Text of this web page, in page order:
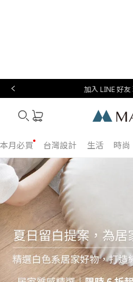
Summer Sale 全館
本月必買 台灣設計 生活 時尚